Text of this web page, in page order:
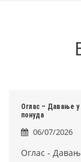
Оглас – Давање у
понуда
06/07/2026
Оглас -